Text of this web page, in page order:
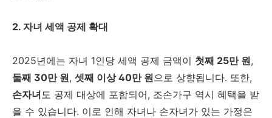
2. 자녀 세액 공제 확대
2025년에는 자녀 1인당 세액 공제 금액이 첫째 25만 원,
둘째 30만 원, 셋째 이상 40만 원으로 상향됩니다. 또한,
손자녀도 공제 대상에 포함되어, 조손가구 역시 혜택을 받
을 수 있습니다. 이로 인해 자녀나 손자녀가 있는 가정은